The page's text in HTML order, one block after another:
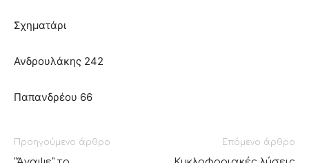
Σχηματάρι
Ανδρουλάκης 242
Παπανδρέου 66
Προηγούμενο άρθρο Επόμενο άρθρο